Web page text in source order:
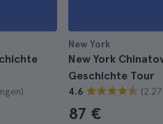
New York
New York
Geschichte Tour
4.6
87 €